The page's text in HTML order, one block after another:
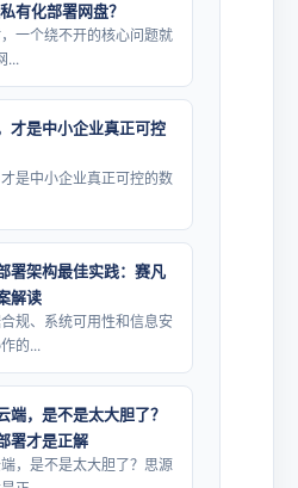
有化部署网盘？
一个绕不开的核心问题就
...
才是中小企业真正可控
是中小企业真正可控的数
署架构最佳实践：赛凡
解读
规、系统可用性和信息安
的...
端，是不是太大胆了？
署才是正解
，是不是太大胆了？思源